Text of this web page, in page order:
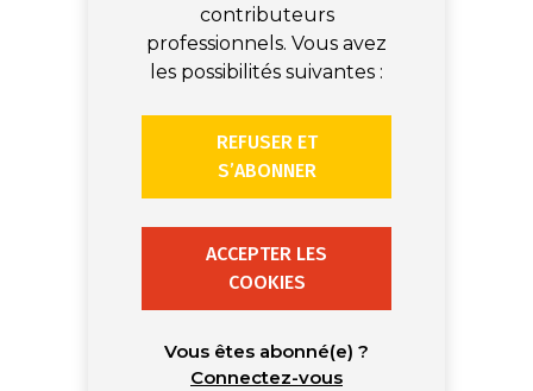
contributeurs
professionnels. Vous avez
les possibilités suivantes :
REFUSER ET
S’ABONNER
ACCEPTER LES
COOKIES
Vous êtes abonné(e) ?
Connectez-vous